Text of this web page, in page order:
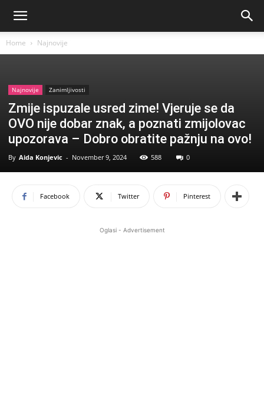
Home Najnovije
Najnovije Zanimljivosti
Zmije ispuzale usred zime! Vjeruje se da
OVO nije dobar znak, a poznati zmijolovac
upozorava – Dobro obratite pažnju na ovo!
By Aida Konjevic - November 9, 2024 588 0
Facebook Twitter Pinterest
Oglasi - Advertisement